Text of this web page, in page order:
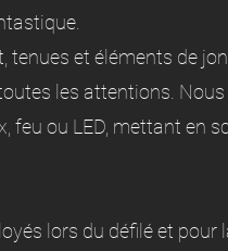
tenues et éléments de
les attentions.
feu ou LED, mettant en
lors du défilé et pour